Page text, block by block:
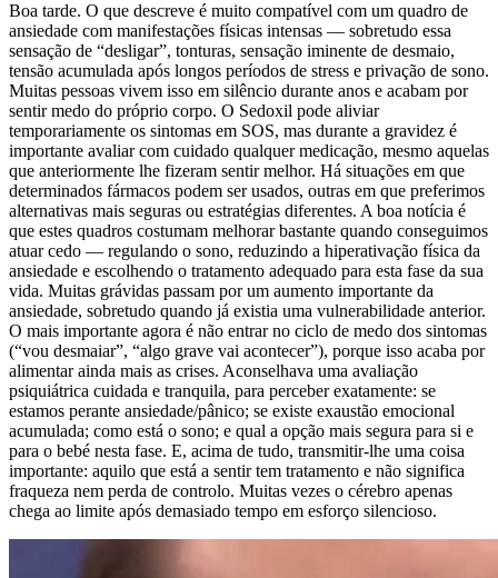
Boa tarde. O que descreve é muito compatível com um quadro de
ansiedade com manifestações físicas intensas — sobretudo essa
sensação de “desligar”, tonturas, sensação iminente de desmaio,
tensão acumulada após longos períodos de stress e privação de sono.
Muitas pessoas vivem isso em silêncio durante anos e acabam por
sentir medo do próprio corpo. O Sedoxil pode aliviar
temporariamente os sintomas em SOS, mas durante a gravidez é
importante avaliar com cuidado qualquer medicação, mesmo aquelas
que anteriormente lhe fizeram sentir melhor. Há situações em que
determinados fármacos podem ser usados, outras em que preferimos
alternativas mais seguras ou estratégias diferentes. A boa notícia é
que estes quadros costumam melhorar bastante quando conseguimos
atuar cedo — regulando o sono, reduzindo a hiperativação física da
ansiedade e escolhendo o tratamento adequado para esta fase da sua
vida. Muitas grávidas passam por um aumento importante da
ansiedade, sobretudo quando já existia uma vulnerabilidade anterior.
O mais importante agora é não entrar no ciclo de medo dos sintomas
(“vou desmaiar”, “algo grave vai acontecer”), porque isso acaba por
alimentar ainda mais as crises. Aconselhava uma avaliação
psiquiátrica cuidada e tranquila, para perceber exatamente: se
estamos perante ansiedade/pânico; se existe exaustão emocional
acumulada; como está o sono; e qual a opção mais segura para si e
para o bebé nesta fase. E, acima de tudo, transmitir-lhe uma coisa
importante: aquilo que está a sentir tem tratamento e não significa
fraqueza nem perda de controlo. Muitas vezes o cérebro apenas
chega ao limite após demasiado tempo em esforço silencioso.